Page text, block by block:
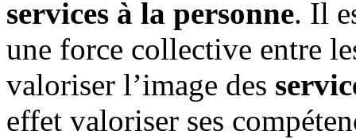
services à la personne. Il
une force collective entre
valoriser l’image des
effet valoriser ses